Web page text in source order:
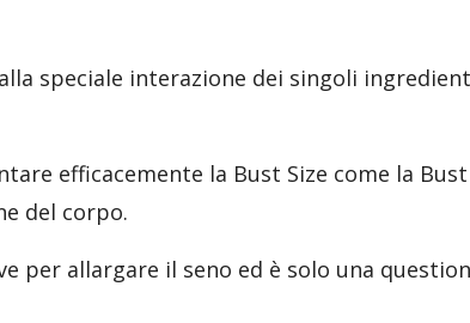
speciale interazione dei singoli
efficacemente la Bust Size come la Bust
del corpo.
per allargare il seno ed è solo una